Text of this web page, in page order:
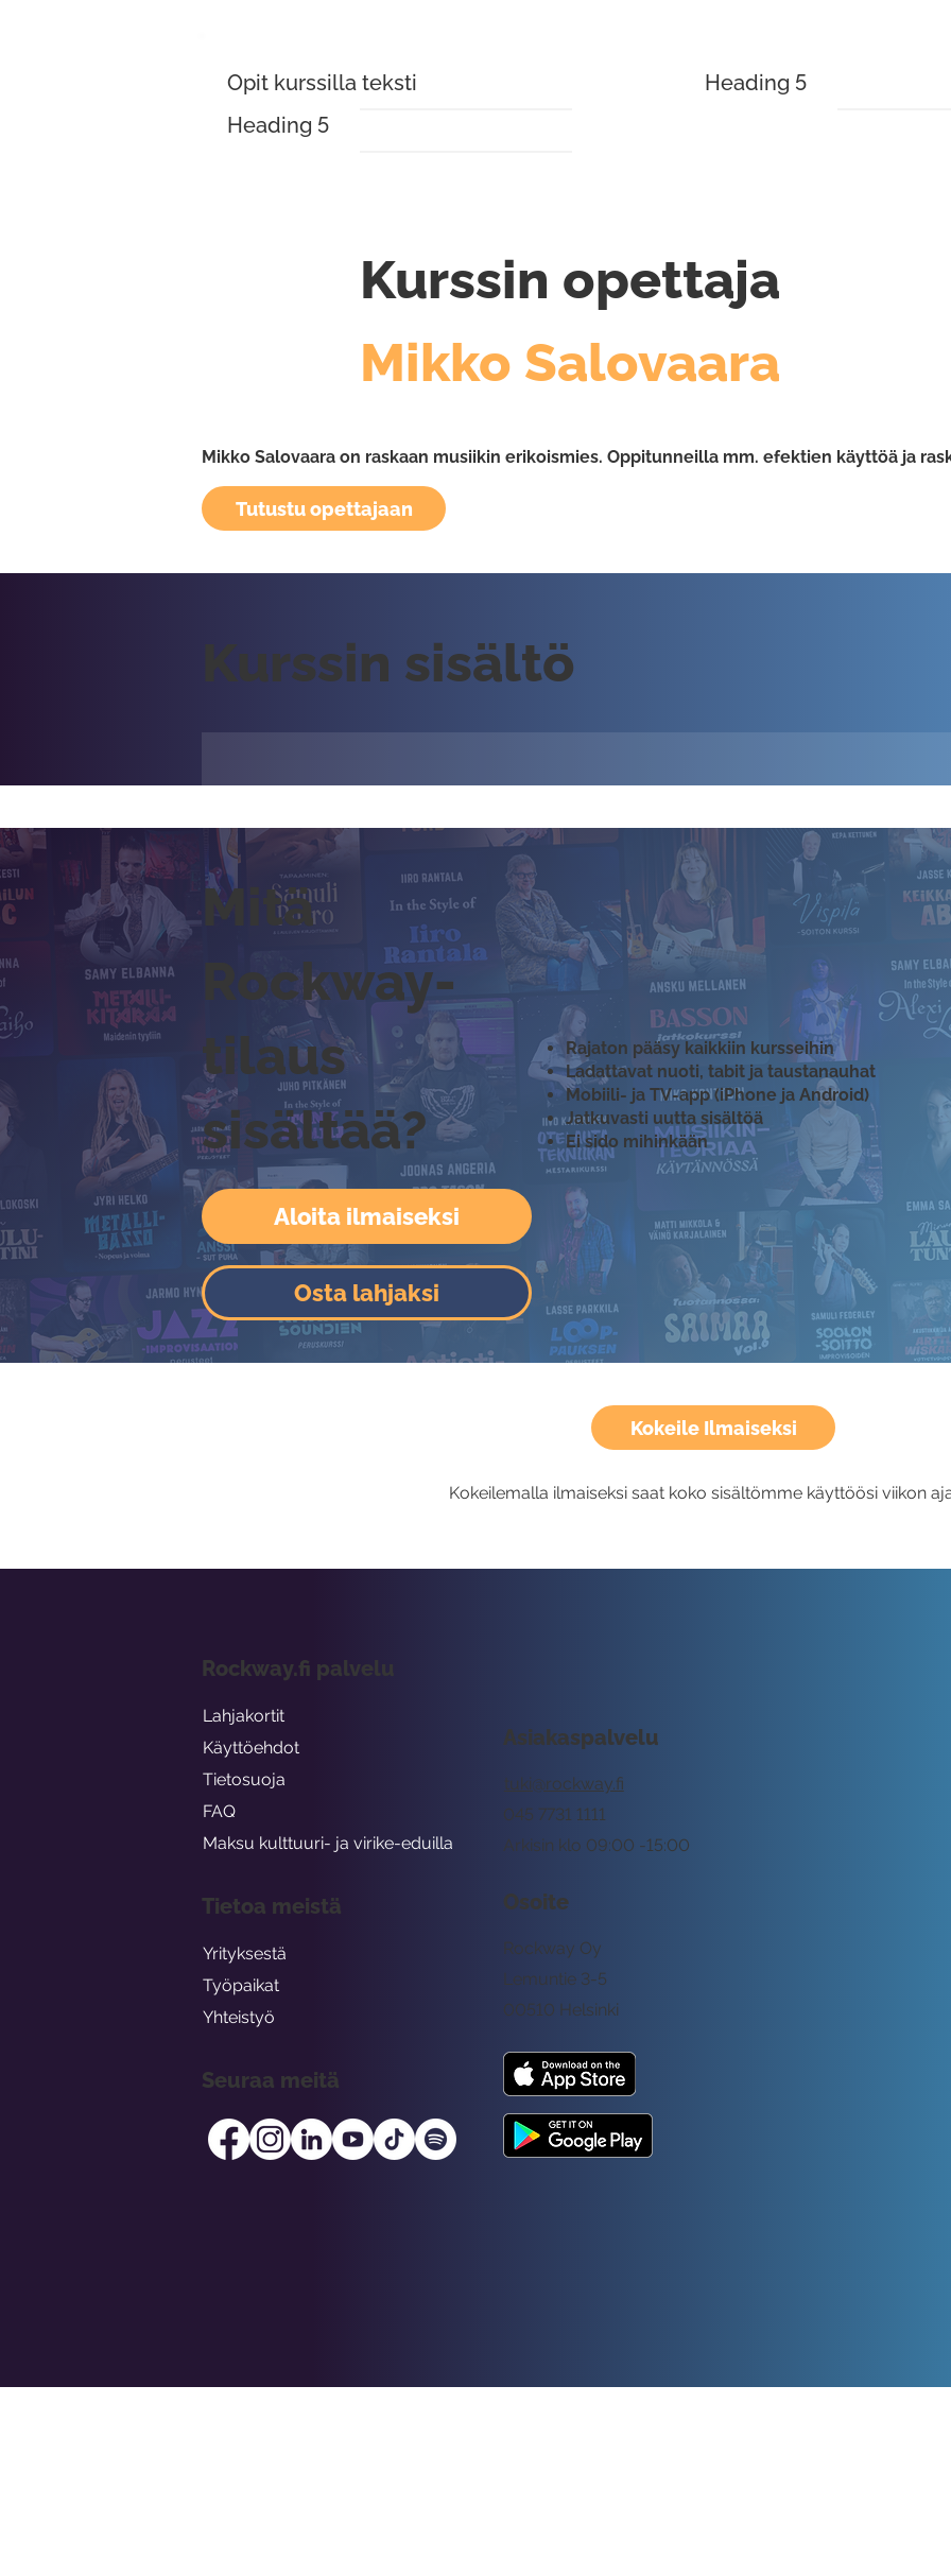
Opit kurssilla teksti
Heading 5
Heading 5
Kurssin opettaja
Mikko Salovaara
Mikko Salovaara on raskaan musiikin erikoismies. Oppitunneilla mm. efektien käyttöä ja
Tutustu opettajaan
Kurssin sisältö
Mitä
Rockway-
tilaus
sisältää?
Aloita ilmaiseksi
Osta lahjaksi
Rajaton pääsy kaikkiin kursseihin
Ladattavat nuoti, tabit ja taustanauhat
Mobiili- ja TV-app (iPhone ja Android)
Jatkuvasti uutta sisältöä
Ei sido mihinkään
Kokeile Ilmaiseksi
Kokeilemalla ilmaiseksi saat koko sisältömme käyttöösi viikon
Asiakaspalvelu
tuki@rockway.fi
Arkisin klo 09:00 -15:00
045 7731 1111
Osoite
Rockway Oy
Lemuntie 3-5
00510 Helsinki
Rockway.fi palvelu
Lahjakortit
Käyttöehdot
Tietosuoja
FAQ
Maksu kulttuuri- ja virike-eduilla
Tietoa meistä
Yrityksestä
Työpaikat
Yhteistyö
Seuraa meitä